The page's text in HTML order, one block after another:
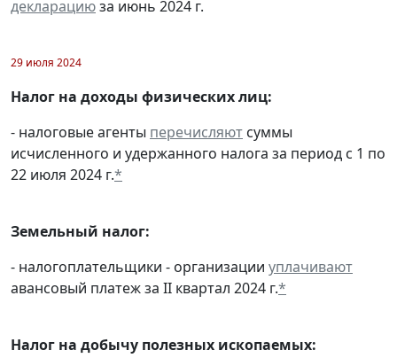
декларациюза июнь 2024 г.
29 июля 2024
Налог на доходы физических лиц:
- налоговые агенты перечисляют суммы
исчисленного и удержанного налога за период с 1 по
22 июля 2024 г.*
Земельный налог:
- налогоплательщики - организации уплачивают
авансовый платеж за II квартал 2024 г.*
Налог на добычу полезных ископаемых: